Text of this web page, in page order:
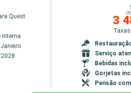
Quest
interna
Janeiro
3
Serviço
Bebidas
Gorjetas
Pensão